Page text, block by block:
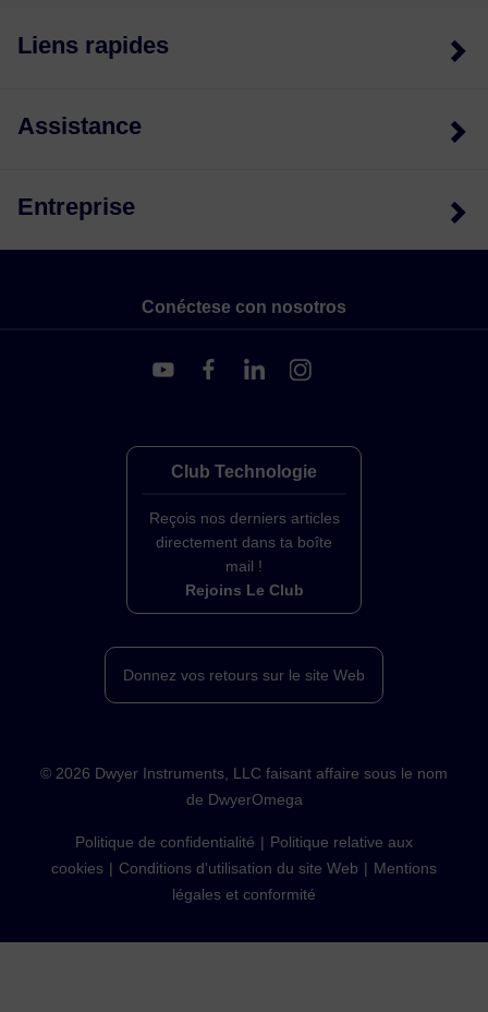
Liens rapides
Assistance
Entreprise
Conéctese con nosotros
Club Technologie
Reçois nos derniers articles
directement dans ta boîte
mail !
Rejoins Le Club
Donnez vos retours sur le site Web
© 2026 Dwyer Instruments, LLC faisant affaire sous le nom
de DwyerOmega
Politique de confidentialité
Politique relative aux
cookies
Conditions d'utilisation du site Web
Mentions
légales et conformité